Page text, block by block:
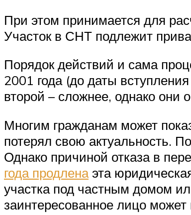
При этом принимается для
Участок в СНТ подлежит
Порядок действий и сама
2001 года (до даты
второй – сложнее, однако они
Многим гражданам может
потерял свою актуальность.
Однако причиной отказа в
года продленаэта
участка под частным домом
заинтересованное лицо